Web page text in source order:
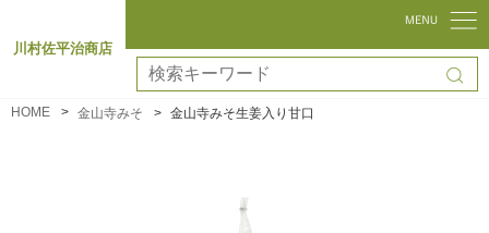
川村佐平治商店
HOME 金山寺みそ 金山寺みそ生姜入り甘口